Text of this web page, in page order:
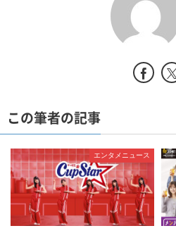
この筆者の記事
エンタメニュース